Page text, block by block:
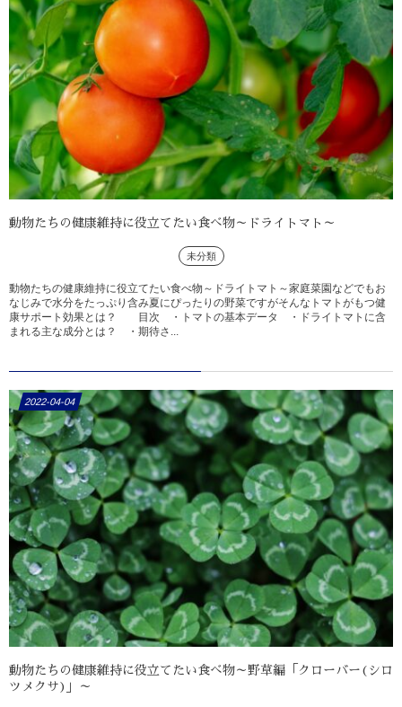
動物たちの健康維持に役立てたい食べ物～ドライトマト～
未分類
動物たちの健康維持に役立てたい食べ物～ドライトマト～家庭菜園などでもお
なじみで水分をたっぷり含み夏にぴったりの野菜ですがそんなトマトがもつ健
康サポート効果とは？ 目次 ・トマトの基本データ ・ドライトマトに含
まれる主な成分とは？ ・期待さ...
2022-04-04
動物たちの健康維持に役立てたい食べ物～野草編「クローバー(シロ
ツメクサ)」～